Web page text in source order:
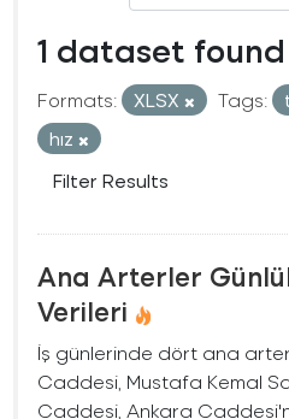
1 dataset found
Formats: XLSX Tags:
hız
Filter Results
Ana Arterler
Verileri
İş günlerinde dört ana
Caddesi, Mustafa Kemal
Caddesi, Ankara